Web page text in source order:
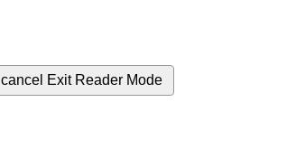
cancel Exit Reader Mode